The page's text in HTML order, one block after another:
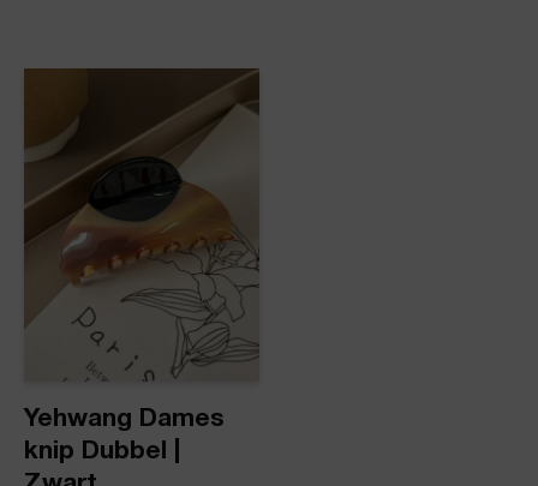
Yehwang Dames
knip Dubbel |